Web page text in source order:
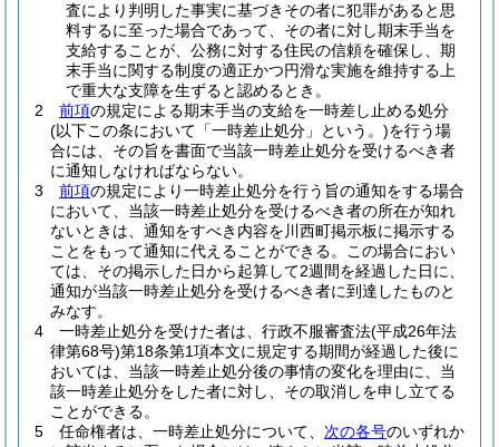
査により判明した事実に基づきその者に犯罪があると思
料するに至った場合であって、その者に対し期末手当を
支給することが、公務に対する住民の信頼を確保し、期
末手当に関する制度の適正かつ円滑な実施を維持する上
で重大な支障を生ずると認めるとき。
2
前項の規定による期末手当の支給を一時差し止める処分
(以下この条において「一時差止処分」という。)を行う場
合には、その旨を書面で当該一時差止処分を受けるべき者
に通知しなければならない。
3
前項の規定により一時差止処分を行う旨の通知をする場合
において、当該一時差止処分を受けるべき者の所在が知れ
ないときは、通知をすべき内容を川西町掲示板に掲示する
ことをもって通知に代えることができる。
この場合におい
ては、その掲示した日から起算して2週間を経過した日に、
通知が当該一時差止処分を受けるべき者に到達したものと
みなす。
4
一時差止処分を受けた者は、行政不服審査法(平成26年法
律第68号)第18条第1項本文に規定する期間が経過した後に
おいては、当該一時差止処分後の事情の変化を理由に、当
該一時差止処分をした者に対し、その取消しを申し立てる
ことができる。
5
任命権者は、一時差止処分について、 次の各号のいずれか